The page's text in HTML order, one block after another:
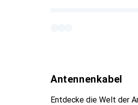
Antennenkabel
Entdecke die Welt der